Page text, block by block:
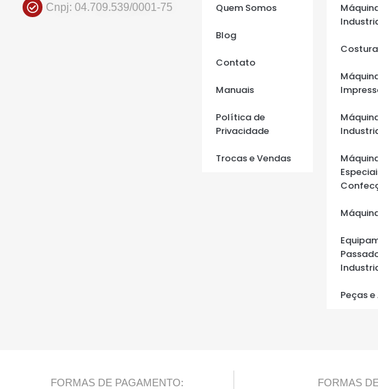
Cnpj: 04.709.539/0001-75 Quem Somos
Blog
Contato
Manuais
Política de
Privacidade
Trocas e Vendas
Costura
Peças
FORMAS DE PAGAMENTO: FORMAS